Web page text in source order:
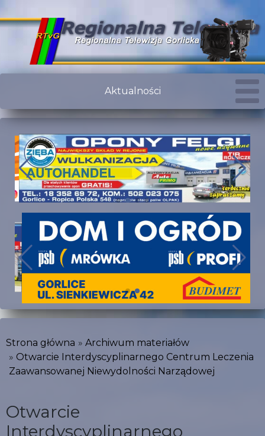
Aktualności
Strona główna
Archiwum materiałów
Otwarcie Interdyscyplinarnego Centrum Leczenia
Zaawansowanej Niewydolności Narządowej
Otwarcie
Interdyscyplinarnego